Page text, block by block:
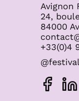
Avignon
24,
84000
+33(0)4